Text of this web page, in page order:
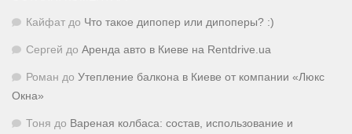
Кайфат до Что такое дипопер или дипоперы? :)
Сергей до Аренда авто в Киеве на Rentdrive.ua
Роман до Утепление балкона в Киеве от компании «Люкс
Окна»
Тоня до Вареная колбаса: состав, использование и